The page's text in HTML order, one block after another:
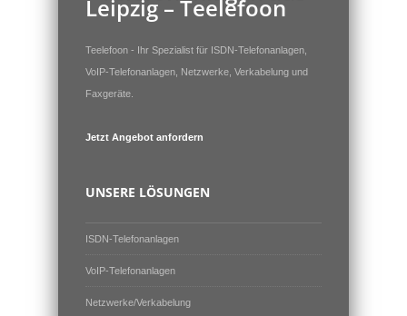
Teelefoon - Ihr Spezialist für ISDN-Telefonanlagen,
VoIP-Telefonanlagen, Netzwerke, Verkabelung und
Faxgeräte.
Jetzt Angebot anfordern
UNSERE LÖSUNGEN
ISDN-Telefonanlagen
VoIP-Telefonanlagen
Netzwerke/Verkabelung